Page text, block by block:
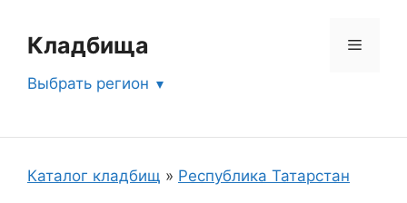
содержимому
Кладбища Меню
Выбрать регион
Каталог кладбищ » Республика Татарстан